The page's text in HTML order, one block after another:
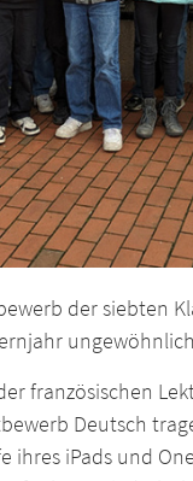
der siebten
französischen
Deutsch
ihres iPads und